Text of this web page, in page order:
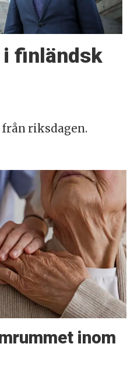
finländsk
riksdagen.
inom